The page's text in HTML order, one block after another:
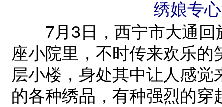
绣娘专
7月3日，西宁市大通回
座小院里，不时传来欢乐
层小楼，身处其中让人感
的各种绣品，有种强烈的穿